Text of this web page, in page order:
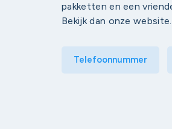
pakketten en een
Bekijk dan onze website.
Telefoonnummer